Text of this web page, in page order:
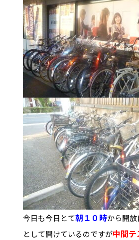
今日も今日とて朝１０時から開放
として開けているのですが中間テ